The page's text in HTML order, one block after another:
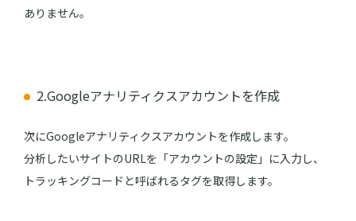
ありません。
2.Googleアナリティクスアカウントを作成
次にGoogleアナリティクスアカウントを作成します。
分析したいサイトのURLを「アカウントの設定」に入力し、
トラッキングコードと呼ばれるタグを取得します。